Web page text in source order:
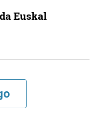
Euskal